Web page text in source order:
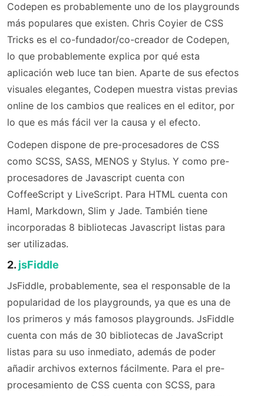
Codepen es probablemente uno de los playgrounds
más populares que existen. Chris Coyier de CSS
Tricks es el co-fundador/co-creador de Codepen,
lo que probablemente explica por qué esta
aplicación web luce tan bien. Aparte de sus efectos
visuales elegantes, Codepen muestra vistas previas
online de los cambios que realices en el editor, por
lo que es más fácil ver la causa y el efecto.
Codepen dispone de pre-procesadores de CSS
como SCSS, SASS, MENOS y Stylus. Y como pre-
procesadores de Javascript cuenta con
CoffeeScript y LiveScript. Para HTML cuenta con
Haml, Markdown, Slim y Jade. También tiene
incorporadas 8 bibliotecas Javascript listas para
ser utilizadas.
2. jsFiddle
JsFiddle, probablemente, sea el responsable de la
popularidad de los playgrounds, ya que es una de
los primeros y más famosos playgrounds. JsFiddle
cuenta con más de 30 bibliotecas de JavaScript
listas para su uso inmediato, además de poder
añadir archivos externos fácilmente. Para el pre-
procesamiento de CSS cuenta con SCSS, para